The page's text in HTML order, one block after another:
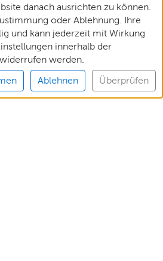
danach ausrichten zu können.
oder Ablehnung. Ihre
und kann jederzeit mit Wirkung
innerhalb der
widerrufen werden.
Ablehnen Überprüfen